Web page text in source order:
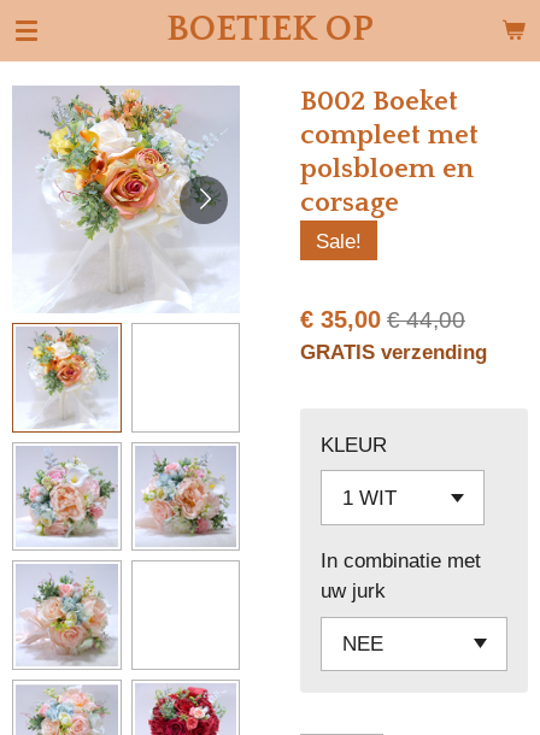
Ga
direct
naar
hoofdinhoud
BOETIEK OP
B002 Boeket
compleet met
polsbloem en
corsage
Sale!
€ 35,00 € 44,00
GRATIS verzending
KLEUR
In combinatie met
uw jurk